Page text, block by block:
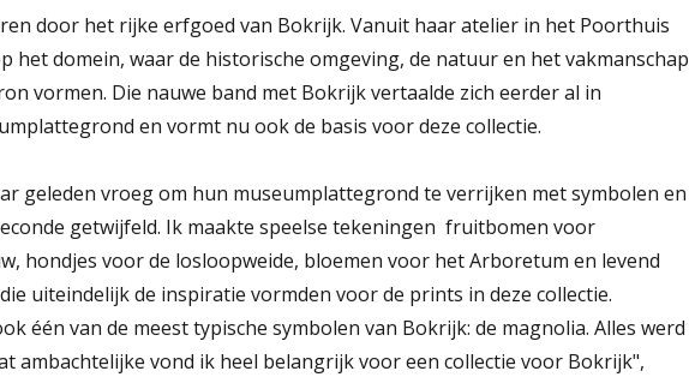
door het rijke erfgoed van Bokrijk. Vanuit haar atelier in het Poorthuis
het domein, waar de historische omgeving, de natuur en het vakmanschap
vormen. Die nauwe band met Bokrijk vertaalde zich eerder al in
en vormt nu ook de basis voor deze collectie.
geleden vroeg om hun museumplattegrond te verrijken met symbolen en
getwijfeld. Ik maakte speelse tekeningen  fruitbomen voor
hondjes voor de losloopweide, bloemen voor het Arboretum en levend
uiteindelijk de inspiratie vormden voor de prints in deze collectie.
één van de meest typische symbolen van Bokrijk: de magnolia. Alles werd
ambachtelijke vond ik heel belangrijk voor een collectie voor Bokrijk",